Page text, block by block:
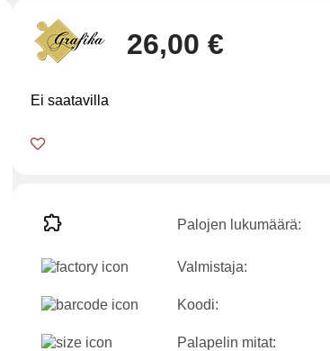
26,00 €
Ei saatavilla
Palojen lukumäärä:
Valmistaja:
Koodi:
Palapelin mitat: